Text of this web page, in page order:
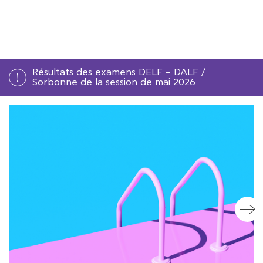
ETUDES
SYNERGIES
Résultats des examens DELF – DALF /
Sorbonne de la session de mai 2026